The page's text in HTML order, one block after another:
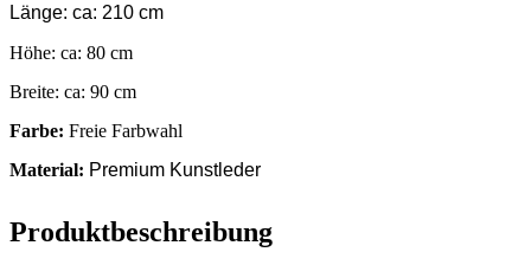
Länge: ca: 210 cm
Höhe: ca: 80 cm
Breite: ca: 90 cm
Farbe: Freie Farbwahl
Material: Premium Kunstleder
Produktbeschreibung